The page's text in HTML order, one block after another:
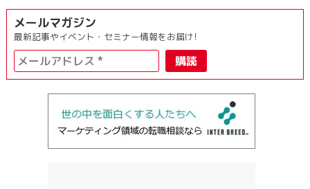
メールマガジン
最新記事やイベント・セミナー情報をお届け!